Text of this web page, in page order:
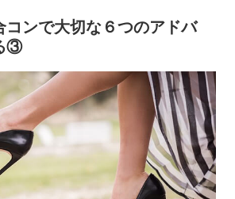
コンで大切な６つのアドバ
③